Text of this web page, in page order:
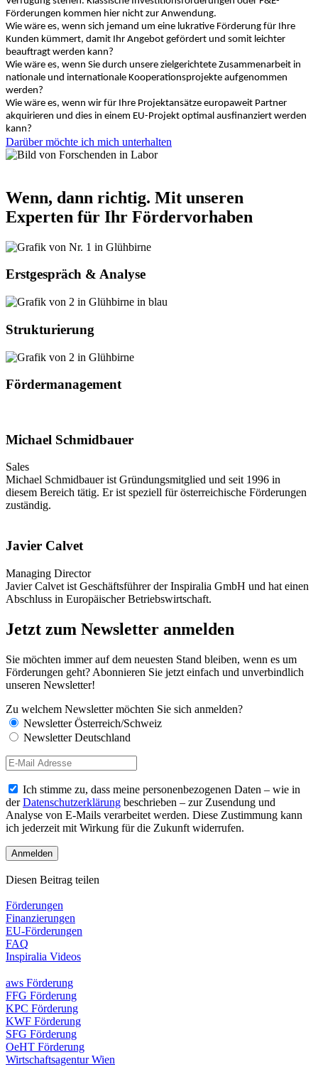
Förderungen kommen hier nicht zur Anwendung.
Wie wäre es, wenn sich jemand um eine lukrative Förderung für Ihre
Kunden kümmert, damit Ihr Angebot gefördert und somit leichter
beauftragt werden kann?
Wie wäre es, wenn Sie durch unsere zielgerichtete Zusammenarbeit in
nationale und internationale Kooperationsprojekte aufgenommen
werden?
Wie wäre es, wenn wir für Ihre Projektansätze europaweit Partner
akquirieren und dies in einem EU-Projekt optimal ausfinanziert werden
kann?
Darüber möchte ich mich unterhalten
Wenn, dann richtig. Mit unseren
Experten für Ihr Fördervorhaben
Erstgespräch & Analyse
Strukturierung
Fördermanagement
Michael Schmidbauer
Sales
Michael Schmidbauer ist Gründungsmitglied und seit 1996 in
diesem Bereich tätig. Er ist speziell für österreichische Förderungen
zuständig.
Javier Calvet
Managing Director
Javier Calvet ist Geschäftsführer der Inspiralia GmbH und hat einen
Abschluss in Europäischer Betriebswirtschaft.
Jetzt zum Newsletter anmelden
Sie möchten immer auf dem neuesten Stand bleiben, wenn es um
Förderungen geht? Abonnieren Sie jetzt einfach und unverbindlich
unseren Newsletter!
Zu welchem Newsletter möchten Sie sich anmelden?
Newsletter Österreich/Schweiz
Newsletter Deutschland
Ich stimme zu, dass meine personenbezogenen Daten – wie in
derDatenschutzerklärung beschrieben – zur Zusendung und
Analyse von E-Mails verarbeitet werden. Diese Zustimmung kann
ich jederzeit mit Wirkung für die Zukunft widerrufen.
Diesen Beitrag teilen
Förderungen
Finanzierungen
EU-Förderungen
FAQ
Inspiralia Videos
aws Förderung
FFG Förderung
KPC Förderung
KWF Förderung
SFG Förderung
OeHT Förderung
Wirtschaftsagentur Wien